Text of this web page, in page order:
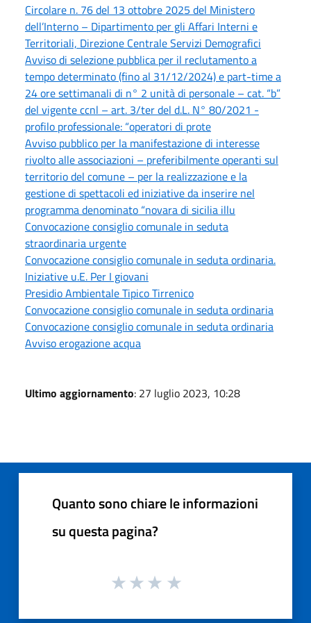
Circolare n. 76 del 13 ottobre 2025 del Ministero
dell’Interno – Dipartimento per gli Affari Interni e
Territoriali, Direzione Centrale Servizi Demografici
Avviso di selezione pubblica per il reclutamento a
tempo determinato (fino al 31/12/2024) e part-time a
24 ore settimanali di n° 2 unità di personale – cat. “b”
del vigente ccnl – art. 3/ter del d.L. N° 80/2021 -
profilo professionale: “operatori di prote
Avviso pubblico per la manifestazione di interesse
rivolto alle associazioni – preferibilmente operanti sul
territorio del comune – per la realizzazione e la
gestione di spettacoli ed iniziative da inserire nel
programma denominato “novara di sicilia illu
Convocazione consiglio comunale in seduta
straordinaria urgente
Convocazione consiglio comunale in seduta ordinaria.
Iniziative u.E. Per I giovani
Presidio Ambientale Tipico Tirrenico
Convocazione consiglio comunale in seduta ordinaria
Convocazione consiglio comunale in seduta ordinaria
Avviso erogazione acqua
Ultimo aggiornamento: 27 luglio 2023, 10:28
Quanto sono chiare le informazioni
su questa pagina?